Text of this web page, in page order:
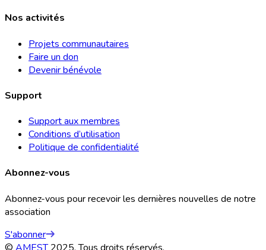
Nos activités
Projets communautaires
Faire un don
Devenir bénévole
Support
Support aux membres
Conditions d’utilisation
Politique de confidentialité
Abonnez-vous
Abonnez-vous pour recevoir les dernières nouvelles de notre
association
S'abonner